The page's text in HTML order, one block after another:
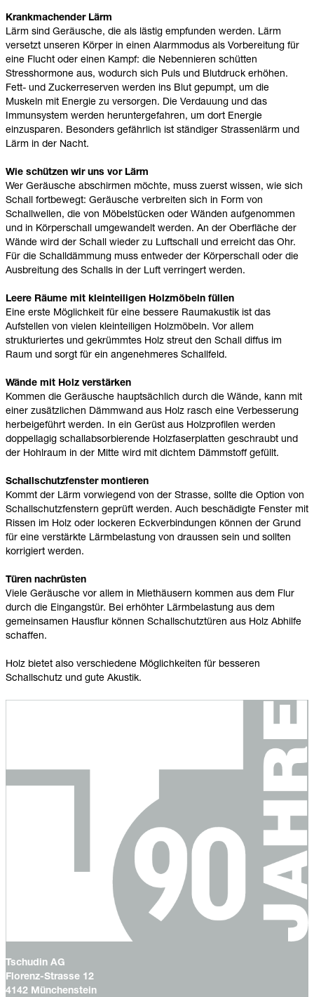
Krankmachender Lärm
Lärm sind Geräusche, die als lästig empfunden werden. Lärm
versetzt unseren Körper in einen Alarmmodus als Vorbereitung für
eine Flucht oder einen Kampf: die Nebennieren schütten
Stresshormone aus, wodurch sich Puls und Blutdruck erhöhen.
Fett- und Zuckerreserven werden ins Blut gepumpt, um die
Muskeln mit Energie zu versorgen. Die Verdauung und das
Immunsystem werden heruntergefahren, um dort Energie
einzusparen. Besonders gefährlich ist ständiger Strassenlärm und
Lärm in der Nacht.
Wie schützen wir uns vor Lärm
Wer Geräusche abschirmen möchte, muss zuerst wissen, wie sich
Schall fortbewegt: Geräusche verbreiten sich in Form von
Schallwellen, die von Möbelstücken oder Wänden aufgenommen
und in Körperschall umgewandelt werden. An der Oberfläche der
Wände wird der Schall wieder zu Luftschall und erreicht das Ohr.
Für die Schalldämmung muss entweder der Körperschall oder die
Ausbreitung des Schalls in der Luft verringert werden.
Leere Räume mit kleinteiligen Holzmöbeln füllen
Eine erste Möglichkeit für eine bessere Raumakustik ist das
Aufstellen von vielen kleinteiligen Holzmöbeln. Vor allem
strukturiertes und gekrümmtes Holz streut den Schall diffus im
Raum und sorgt für ein angenehmeres Schallfeld.
Wände mit Holz verstärken
Kommen die Geräusche hauptsächlich durch die Wände, kann mit
einer zusätzlichen Dämmwand aus Holz rasch eine Verbesserung
herbeigeführt werden. In ein Gerüst aus Holzprofilen werden
doppellagig schallabsorbierende Holzfaserplatten geschraubt und
der Hohlraum in der Mitte wird mit dichtem Dämmstoff gefüllt.
Schallschutzfenster montieren
Kommt der Lärm vorwiegend von der Strasse, sollte die Option von
Schallschutzfenstern geprüft werden. Auch beschädigte Fenster mit
Rissen im Holz oder lockeren Eckverbindungen können der Grund
für eine verstärkte Lärmbelastung von draussen sein und sollten
korrigiert werden.
Türen nachrüsten
Viele Geräusche vor allem in Miethäusern kommen aus dem Flur
durch die Eingangstür. Bei erhöhter Lärmbelastung aus dem
gemeinsamen Hausflur können Schallschutztüren aus Holz Abhilfe
schaffen.
Holz bietet also verschiedene Möglichkeiten für besseren
Schallschutz und gute Akustik.
Tschudin AG
Florenz-Strasse 12
4142 Münchenstein